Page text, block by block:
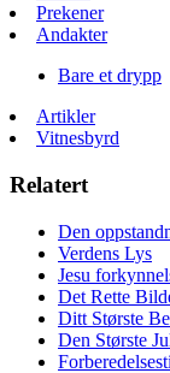
Prekener
Andakter
Bare et drypp
Artikler
Vitnesbyrd
Relatert
Den
Verdens Lys
Jesu
Det Rette
Ditt Største
Den Største